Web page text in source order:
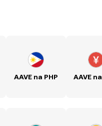
AAVE na PHP AAVE